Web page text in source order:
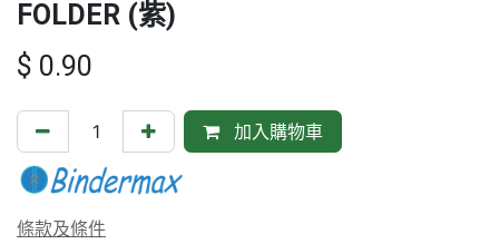
FOLDER (紫)
$ 0.90
加入購物車
條款及條件